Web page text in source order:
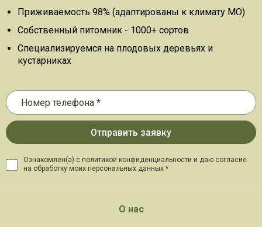
Приживаемость 98% (адаптированы к климату МО)
Собственный питомник - 1000+ сортов
Специализируемся на плодовых деревьях и
кустарниках
Ознакомлен(а) с политикой конфиденциальности и даю согласие
на обработку моих персональных данных *
О нас